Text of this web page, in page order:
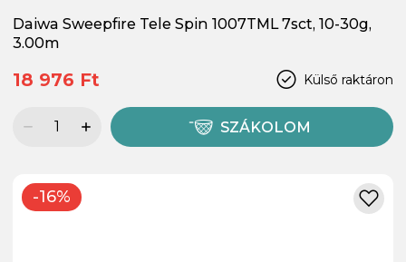
Daiwa Sweepfire Tele Spin 1007TML 7sct, 10-30g,
3.00m
Külső raktáron
18 976 Ft
SZÁKOLOM
-16%